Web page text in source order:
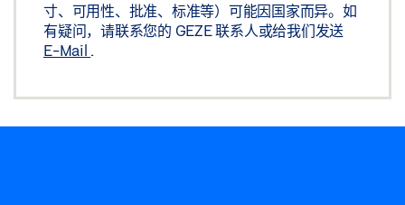
寸、可用性、批准、标准等）可能因国家而异。如
有疑问，请联系您的 GEZE 联系人或给我们发送
E-Mail .